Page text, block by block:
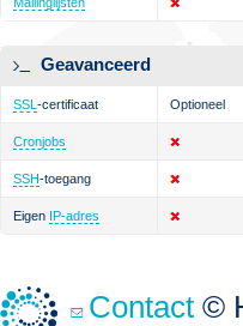
Geavanceerd
SSL -certificaat Optioneel
Cronjobs
SSH-toegang
Eigen IP-adres
Contact ©